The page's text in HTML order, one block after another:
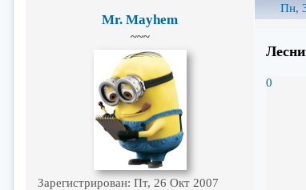
Пн,
Mr. Mayhem
~~~
Зарегистрирован: Пт, 26 Окт 2007
0